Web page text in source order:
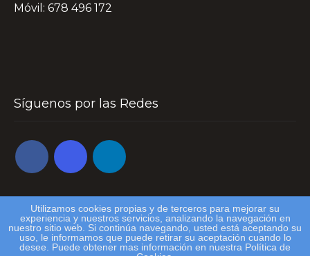
Móvil: 678 496 172
Síguenos por las Redes
Tapa Tapita Tapon All Rights Reserved
Utilizamos cookies propias y de terceros para mejorar su
experiencia y nuestros servicios, analizando la navegación en
nuestro sitio web. Si continúa navegando, usted está aceptando su
uso, le informamos que puede retirar su aceptación cuando lo
desee. Puede obtener mas información en nuestra Política de